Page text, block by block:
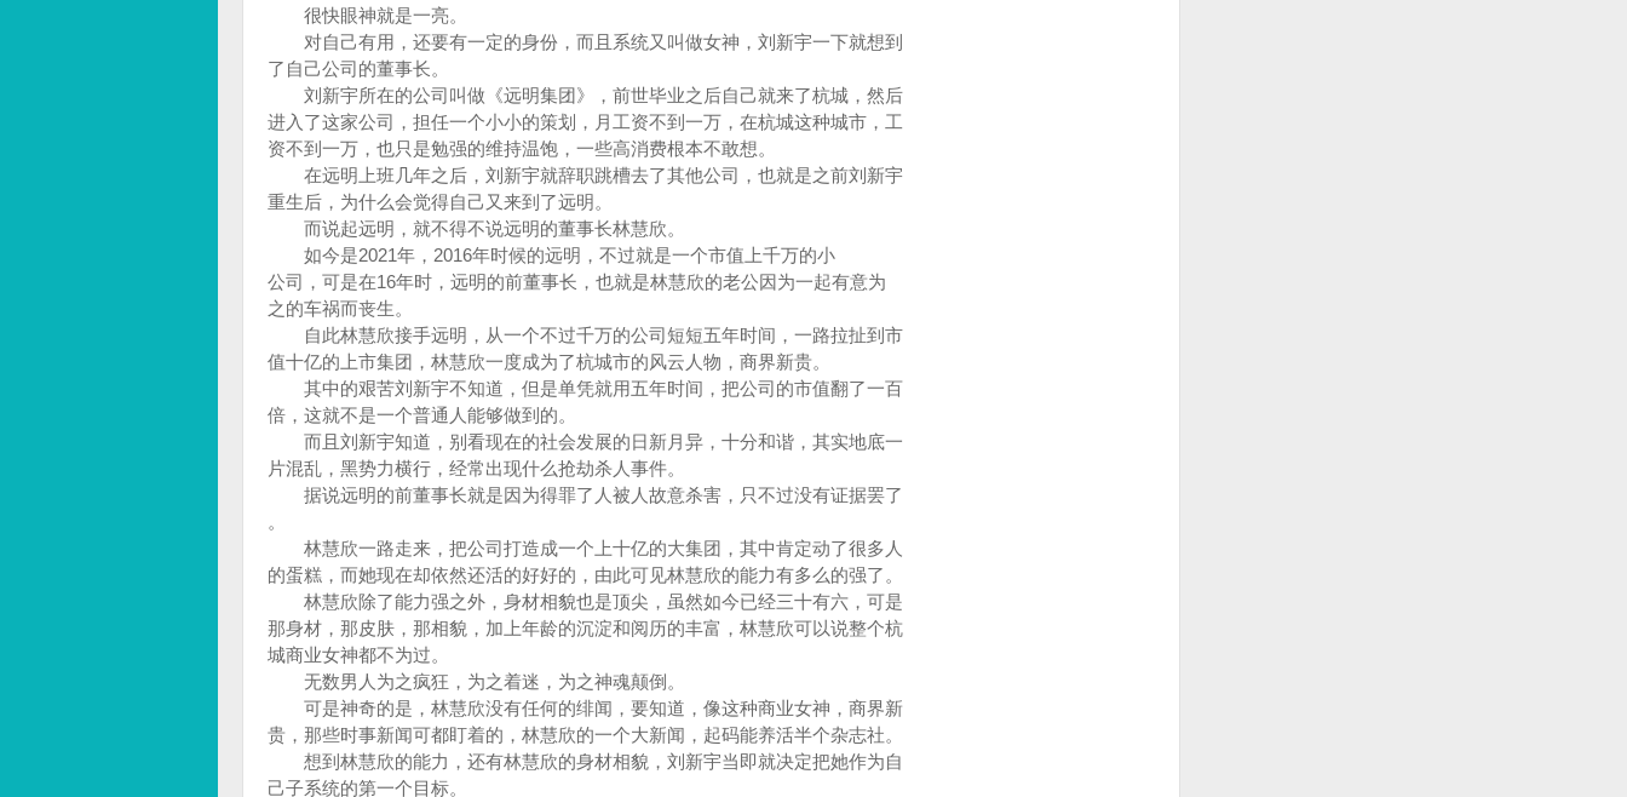
很快眼神就是一亮。
对自己有用，还要有一定的身份，而且系统又叫做女神，刘新宇一下就想到
了自己公司的董事长。
刘新宇所在的公司叫做《远明集团》，前世毕业之后自己就来了杭城，然后
进入了这家公司，担任一个小小的策划，月工资不到一万，在杭城这种城市，工
资不到一万，也只是勉强的维持温饱，一些高消费根本不敢想。
在远明上班几年之后，刘新宇就辞职跳槽去了其他公司，也就是之前刘新宇
重生后，为什么会觉得自己又来到了远明。
而说起远明，就不得不说远明的董事长林慧欣。
如今是2021年，2016年时候的远明，不过就是一个市值上千万的小
公司，可是在16年时，远明的前董事长，也就是林慧欣的老公因为一起有意为
之的车祸而丧生。
自此林慧欣接手远明，从一个不过千万的公司短短五年时间，一路拉扯到市
值十亿的上市集团，林慧欣一度成为了杭城市的风云人物，商界新贵。
其中的艰苦刘新宇不知道，但是单凭就用五年时间，把公司的市值翻了一百
倍，这就不是一个普通人能够做到的。
而且刘新宇知道，别看现在的社会发展的日新月异，十分和谐，其实地底一
片混乱，黑势力横行，经常出现什么抢劫杀人事件。
据说远明的前董事长就是因为得罪了人被人故意杀害，只不过没有证据罢了
。
林慧欣一路走来，把公司打造成一个上十亿的大集团，其中肯定动了很多人
的蛋糕，而她现在却依然还活的好好的，由此可见林慧欣的能力有多么的强了。
林慧欣除了能力强之外，身材相貌也是顶尖，虽然如今已经三十有六，可是
那身材，那皮肤，那相貌，加上年龄的沉淀和阅历的丰富，林慧欣可以说整个杭
城商业女神都不为过。
无数男人为之疯狂，为之着迷，为之神魂颠倒。
可是神奇的是，林慧欣没有任何的绯闻，要知道，像这种商业女神，商界新
贵，那些时事新闻可都盯着的，林慧欣的一个大新闻，起码能养活半个杂志社。
想到林慧欣的能力，还有林慧欣的身材相貌，刘新宇当即就决定把她作为自
己子系统的第一个目标。